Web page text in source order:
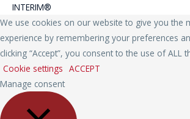
INTERIM®
We use cookies on our website to give you the
experience by remembering your preferences
clicking “Accept”, you consent to the use of ALL
Cookie settings ACCEPT
Manage consent